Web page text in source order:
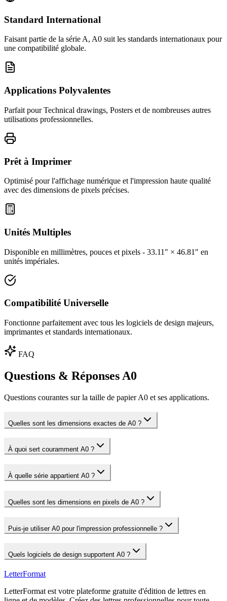
Standard International
Faisant partie de la série A, A0 suit les standards internationaux pour
une compatibilité globale.
Applications Polyvalentes
Parfait pour Technical drawings, Posters et de nombreuses autres
utilisations professionnelles.
Prêt à Imprimer
Optimisé pour l'affichage numérique et l'impression haute qualité
avec des dimensions de pixels précises.
Unités Multiples
Disponible en millimètres, pouces et pixels - 33.11" × 46.81" en
unités impériales.
Compatibilité Universelle
Fonctionne parfaitement avec tous les logiciels de design majeurs,
imprimantes et standards internationaux.
FAQ
Questions & Réponses A0
Questions courantes sur la taille de papier A0 et ses applications.
Quelles sont les dimensions exactes de A0 ?
À quoi sert couramment A0 ?
À quelle série appartient A0 ?
Quelles sont les dimensions en pixels de A0 ?
Puis-je utiliser A0 pour l'impression professionnelle ?
Quels logiciels de design supportent A0 ?
LetterFormat
LetterFormat est votre plateforme gratuite d'édition de lettres en